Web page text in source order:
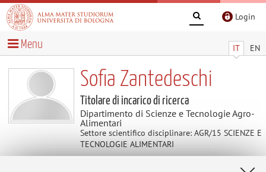
Login
IT EN
Menu
Sofia Zantedeschi
Titolare di incarico di ricerca
Dipartimento di Scienze e Tecnologie Agro-
Alimentari
Settore scientifico disciplinare: AGR/15 SCIENZE E
TECNOLOGIE ALIMENTARI